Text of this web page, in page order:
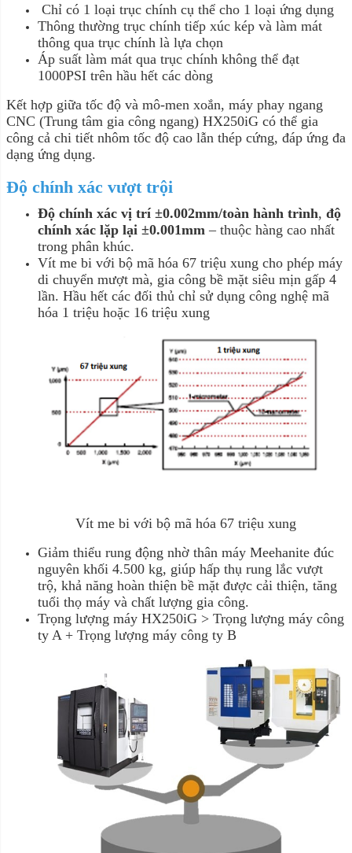
Chỉ có 1 loại trục chính cụ thể cho 1 loại ứng dụng
Thông thường trục chính tiếp xúc kép và làm mát
thông qua trục chính là lựa chọn
Áp suất làm mát qua trục chính không thể đạt
1000PSI trên hầu hết các dòng
Kết hợp giữa tốc độ và mô-men xoắn, máy phay ngang
CNC (Trung tâm gia công ngang) HX250iG có thể gia
công cả chi tiết nhôm tốc độ cao lẫn thép cứng, đáp ứng đa
dạng ứng dụng.
Độ chính xác vượt trội
Độ chính xác vị trí ±0.002mm/toàn hành trình, độ
chính xác lặp lại ±0.001mm – thuộc hàng cao nhất
trong phân khúc.
Vít me bi với bộ mã hóa 67 triệu xung cho phép máy
di chuyển mượt mà, gia công bề mặt siêu mịn gấp 4
lần. Hầu hết các đối thủ chỉ sử dụng công nghệ mã
hóa 1 triệu hoặc 16 triệu xung
Vít me bi với bộ mã hóa 67 triệu xung
Giảm thiểu rung động nhờ thân máy Meehanite đúc
nguyên khối 4.500 kg, giúp hấp thụ rung lắc vượt
trộ, khả năng hoàn thiện bề mặt được cải thiện, tăng
tuổi thọ máy và chất lượng gia công.
Trọng lượng máy HX250iG > Trọng lượng máy công
ty A + Trọng lượng máy công ty B